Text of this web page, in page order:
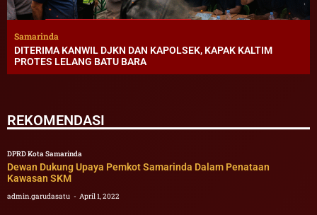
Samarinda
DITERIMA KANWIL DJKN DAN KAPOLSEK, KAPAK KALTIM
PROTES LELANG BATU BARA
REKOMENDASI
DPRD Kota Samarinda
Dewan Dukung Upaya Pemkot Samarinda Dalam Penataan
Kawasan SKM
admin.garudasatu April 1, 2022